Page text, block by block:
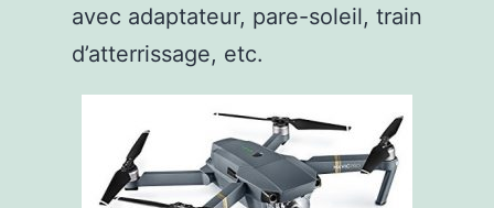
avec adaptateur, pare-soleil, train
d’atterrissage, etc.